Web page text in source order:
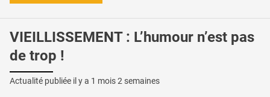
VIEILLISSEMENT : L’humour n’est pas
de trop !
Actualité publiée il y a 1 mois 2 semaines